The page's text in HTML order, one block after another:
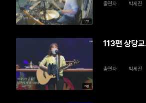
17분
출연자 박세진
15분
113편 상당교
출연자 박세진